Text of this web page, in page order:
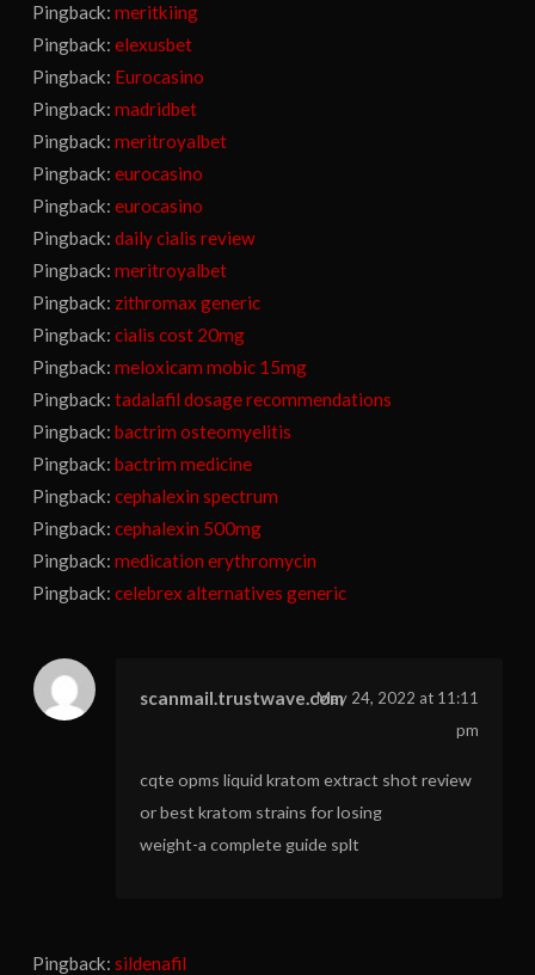
Pingback:meritkiing
Pingback:elexusbet
Pingback: Eurocasino
Pingback:madridbet
Pingback:meritroyalbet
Pingback:eurocasino
Pingback:eurocasino
Pingback:daily cialis review
Pingback:meritroyalbet
Pingback: zithromax generic
Pingback:cialis cost 20mg
Pingback:meloxicam mobic 15mg
Pingback:tadalafil dosage recommendations
Pingback:bactrim osteomyelitis
Pingback:bactrim medicine
Pingback:cephalexin spectrum
Pingback:cephalexin 500mg
Pingback:medication erythromycin
Pingback:celebrex alternatives generic
scanmail.trustwave.comMay 24, 2022 at 11:11
pm
cqte opms liquid kratom extract shot review
or best kratom strains for losing
weight-a complete guide splt
Pingback:sildenafil